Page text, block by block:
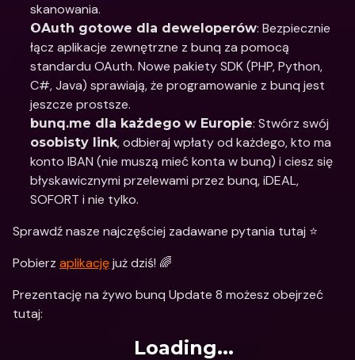
skanowania.
OAuth gotowe dla deweloperów: Bezpiecznie
łącz aplikacje zewnętrzne z bunq za pomocą
standardu OAuth. Nowe pakiety SDK (PHP, Python,
C#, Java) sprawiają, że programowanie z bunq jest
jeszcze prostsze.
bunq.me dla każdego w Europie
osobisty link, odbieraj wpłaty od każdego, kto ma
konto IBAN (nie muszą mieć konta w bunq) i ciesz się
błyskawicznymi przelewami przez bunq, iDEAL,
SOFORT i nie tylko.
Sprawdź nasze najczęściej zadawane pytania tutaj ⭐️
Pobierz aplikację już dziś! 🌈
Prezentację na żywo bunq Update 8 możesz obejrzeć
tutaj:
Loading...